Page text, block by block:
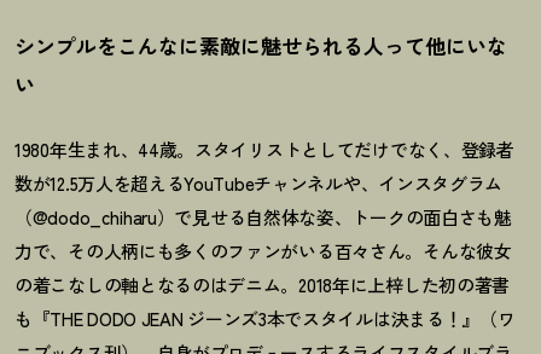
シンプルをこんなに素敵に魅せられる人って他にいな
い
1980年生まれ、44歳。スタイリストとしてだけでなく、登録者
数が12.5万人を超えるYouTubeチャンネルや、インスタグラム
（@dodo_chiharu）で見せる自然体な姿、トークの面白さも魅
力で、その人柄にも多くのファンがいる百々さん。そんな彼女
の着こなしの軸となるのはデニム。2018年に上梓した初の著書
も『THE DODO JEAN ジーンズ3本でスタイルは決まる ！ 』（ワ